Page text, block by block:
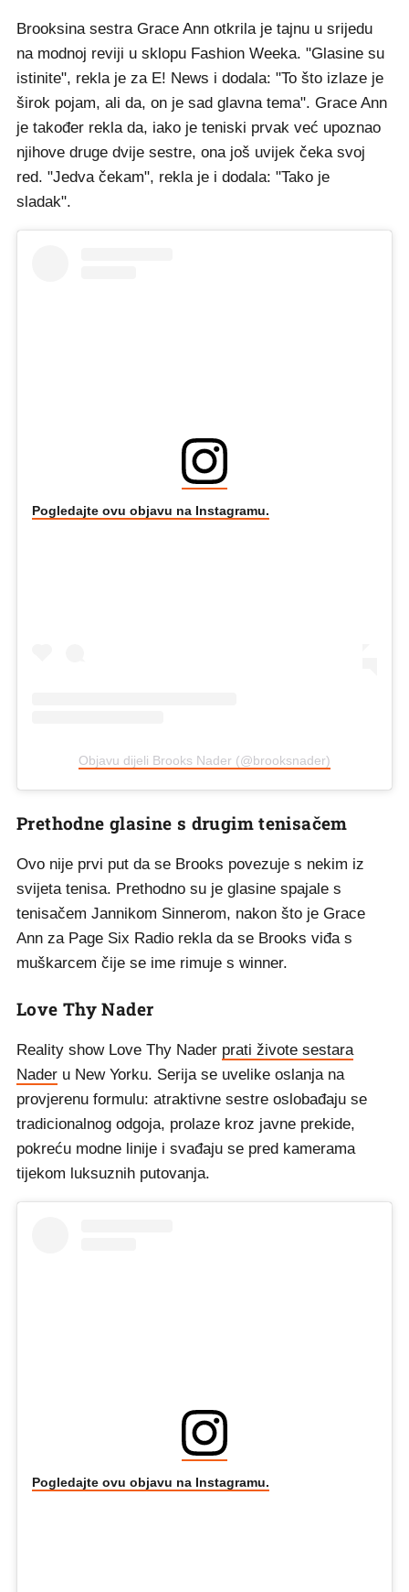
Brooksina sestra Grace Ann otkrila je tajnu u srijedu
na modnoj reviji u sklopu Fashion Weeka. "Glasine su
istinite", rekla je za E! News i dodala: "To što izlaze je
širok pojam, ali da, on je sad glavna tema". Grace Ann
je također rekla da, iako je teniski prvak već upoznao
njihove druge dvije sestre, ona još uvijek čeka svoj
red. "Jedva čekam", rekla je i dodala: "Tako je
sladak".
Pogledajte ovu objavu na Instagramu.
Objavu dijeli Brooks Nader (@brooksnader)
Prethodne glasine s drugim tenisačem
Ovo nije prvi put da se Brooks povezuje s nekim iz
svijeta tenisa. Prethodno su je glasine spajale s
tenisačem Jannikom Sinnerom, nakon što je Grace
Ann za Page Six Radio rekla da se Brooks viđa s
muškarcem čije se ime rimuje s winner.
Love Thy Nader
Reality show Love Thy Nader prati živote sestara
Nader u New Yorku. Serija se uvelike oslanja na
provjerenu formulu: atraktivne sestre oslobađaju se
tradicionalnog odgoja, prolaze kroz javne prekide,
pokreću modne linije i svađaju se pred kamerama
tijekom luksuznih putovanja.
Pogledajte ovu objavu na Instagramu.